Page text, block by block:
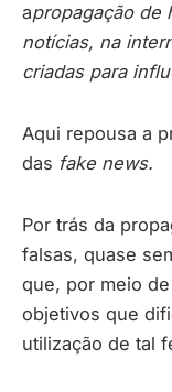
apropagação de
notícias, na
criadas para
Aqui repousa a
das fake news.
Por trás da
falsas, quase
que, por meio
objetivos que
utilização de tal